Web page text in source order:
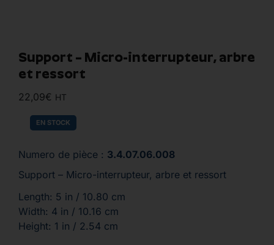
Support – Micro-interrupteur, arbre
et ressort
22,09€ HT
EN STOCK
Numero de pièce : 3.4.07.06.008
Support – Micro-interrupteur, arbre et ressort
Length: 5 in / 10.80 cm
Width: 4 in / 10.16 cm
Height: 1 in / 2.54 cm